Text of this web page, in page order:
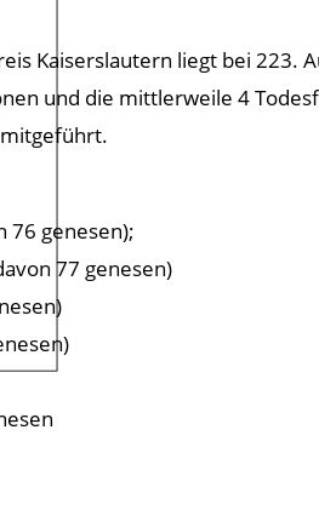
Kaiserslautern liegt bei 223.
und die mittlerweile 4
76 genesen);
77 genesen)